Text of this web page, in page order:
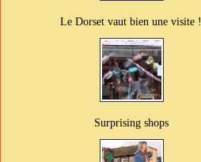
Le Dorset vaut bien une visite !
Surprising shops